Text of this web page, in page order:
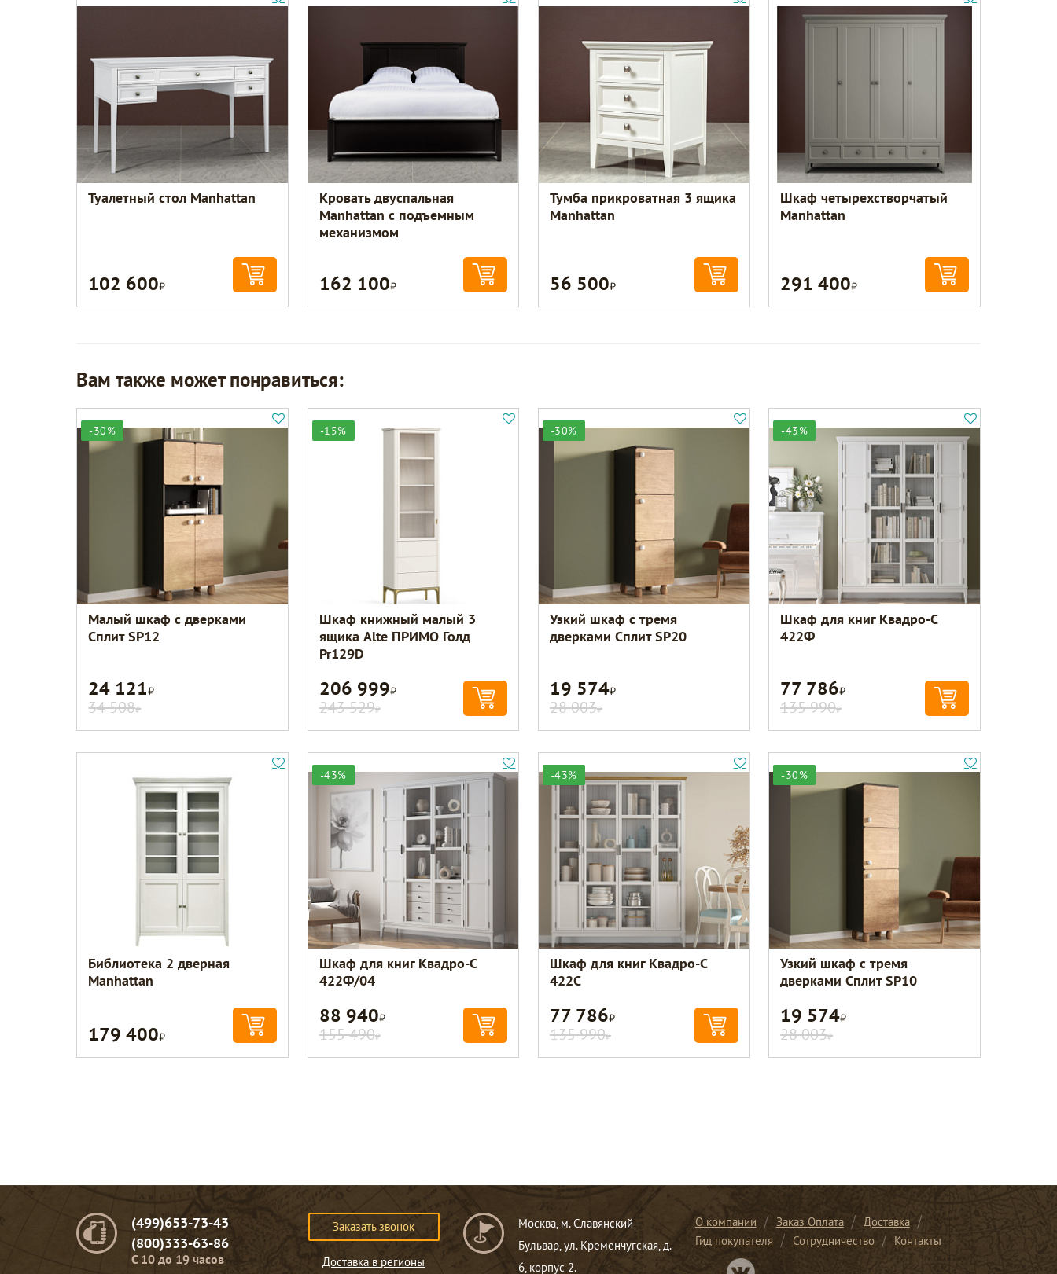
Туалетный стол Manhattan
102 600Р
Кровать двуспальная
Manhattan с подъемным
механизмом
162 100Р
Тумба прикроватная 3 ящика
Manhattan
56 500Р
Шкаф четырехстворчатый
Manhattan
291 400Р
Вам также может понравиться:
-30%
Малый шкаф с дверками
Сплит SP12
24 121Р
34 508Р
-15%
Шкаф книжный малый 3
ящика Alte ПРИМО Голд
Pr129D
206 999Р
243 529Р
-30%
Узкий шкаф с тремя
дверками Сплит SP20
19 574Р
28 003Р
-43%
Шкаф для книг Квадро-С
422Ф
77 786Р
135 990Р
Библиотека 2 дверная
Manhattan
179 400Р
-43%
Шкаф для книг Квадро-С
422Ф/04
88 940Р
155 490Р
-43%
Шкаф для книг Квадро-С
422С
77 786Р
135 990Р
-30%
Узкий шкаф с тремя
дверками Сплит SP10
19 574Р
28 003Р
(499)653-73-43
(800)333-63-86
C 10 до 19 часов
Заказать звонок
Доставка в регионы
Москва, м. Славянский
Бульвар, ул. Кременчугская, д.
6, корпус 2.
О компании Заказ Оплата
Доставка
Гид покупателя
Сотрудничество
Контакты
Перейти в нашу группу Вконтакте